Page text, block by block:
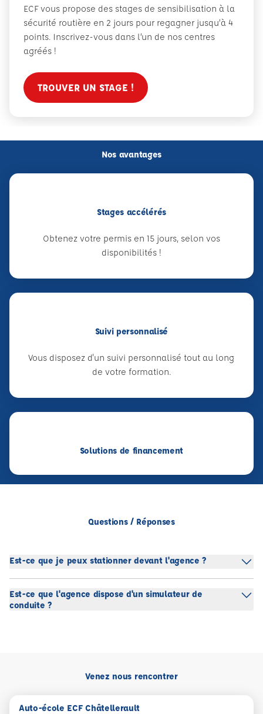
ECF vous propose des stages de sensibilisation à la
sécurité routière en 2 jours pour regagner jusqu’à 4
points. Inscrivez-vous dans l’un de nos centres
agréés !
TROUVER UN STAGE !
Nos avantages
Stages accélérés
Obtenez votre permis en 15 jours, selon vos
disponibilités !
Suivi personnalisé
Vous disposez d'un suivi personnalisé tout au long
de votre formation.
Solutions de financement
Questions / Réponses
Est-ce que je peux stationner devant l'agence ?
Est-ce que l'agence dispose d'un simulateur de
conduite ?
Venez nous rencontrer
Auto-école ECF Châtellerault